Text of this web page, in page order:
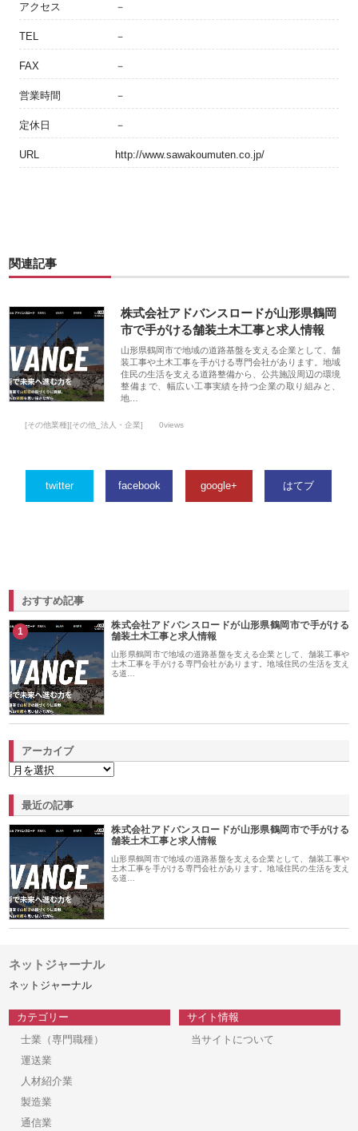
アクセス －
TEL －
FAX －
営業時間 －
定休日 －
URL http://www.sawakoumuten.co.jp/
関連記事
株式会社アドバンスロードが山形県鶴岡
市で手がける舗装土木工事と求人情報
山形県鶴岡市で地域の道路基盤を支える企業として、舗
装工事や土木工事を手がける専門会社があります。地域
住民の生活を支える道路整備から、公共施設周辺の環境
整備まで、幅広い工事実績を持つ企業の取り組みと、
地…
[その他業種][その他_法人・企業] 0views
twitter facebook google+ はてブ
おすすめ記事
1
株式会社アドバンスロードが山形県鶴岡市で手がける
舗装土木工事と求人情報
山形県鶴岡市で地域の道路基盤を支える企業として、舗装工事や
土木工事を手がける専門会社があります。地域住民の生活を支え
る道…
アーカイブ
最近の記事
株式会社アドバンスロードが山形県鶴岡市で手がける
舗装土木工事と求人情報
山形県鶴岡市で地域の道路基盤を支える企業として、舗装工事や
土木工事を手がける専門会社があります。地域住民の生活を支え
る道…
ネットジャーナル
ネットジャーナル
カテゴリー
士業（専門職種）
運送業
人材紹介業
製造業
通信業
サイト情報
当サイトについて